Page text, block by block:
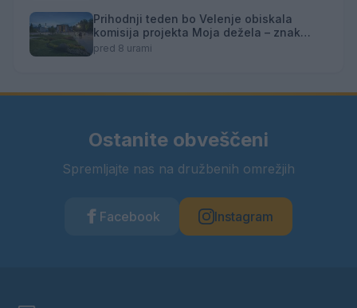
Prihodnji teden bo Velenje obiskala
komisija projekta Moja dežela – znak
gostoljubnosti
pred 8 urami
Ostanite obveščeni
Spremljajte nas na družbenih omrežjih
Facebook Instagram